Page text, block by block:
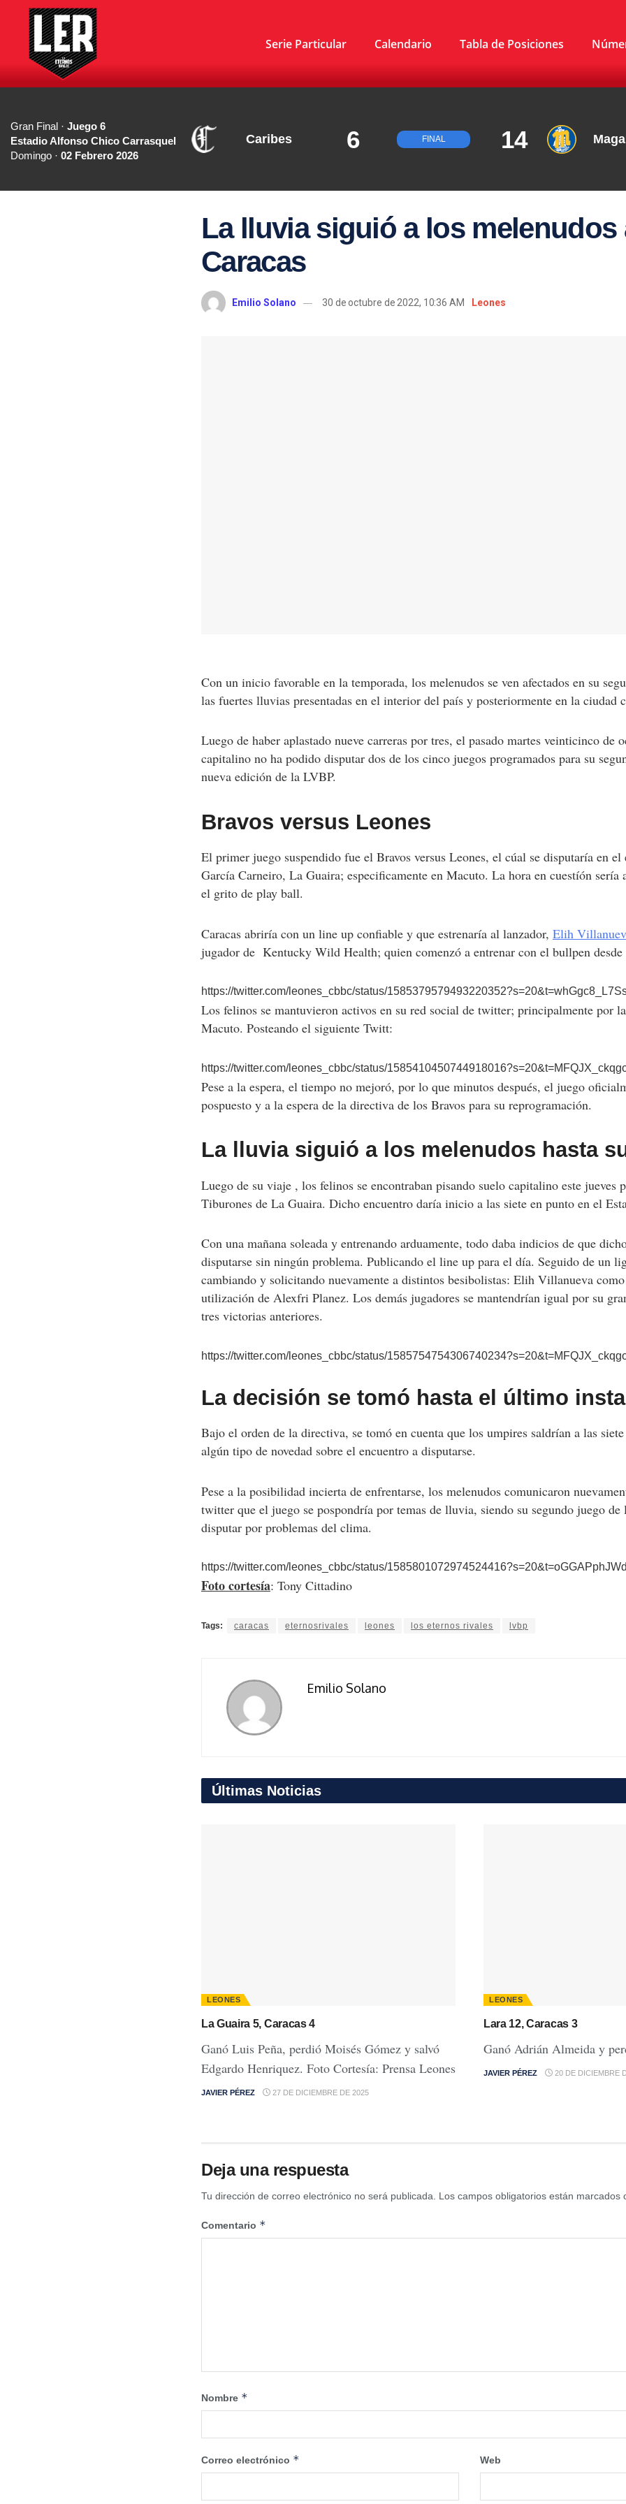
Serie Particular Calendario Tabla de Posiciones
Gran Final · Juego 6
Estadio Alfonso Chico Carrasquel
Domingo · 02 Febrero 2026
Caribes 6 FINAL 14
La lluvia siguió a los melenudos
Caracas
Emilio Solano 30 de octubre de 2022, 10:36 AM Leones
Con un inicio favorable en la temporada, los melenudos se ven afectados en su
las fuertes lluvias presentadas en el interior del país y posteriormente en la ciudad
Luego de haber aplastado nueve carreras por tres, el pasado martes veinticinco de
capitalino no ha podido disputar dos de los cinco juegos programados para su
nueva edición de la LVBP.
Bravos versus Leones
El primer juego suspendido fue el Bravos versus Leones, el cúal se disputaría en
García Carneiro, La Guaira; especificamente en Macuto. La hora en cuestíón sería
el grito de play ball.
Caracas abriría con un line up confiable y que estrenaría al lanzador, Elih
jugador de Kentucky Wild Health; quien comenzó a entrenar con el bullpen desde
https://twitter.com/leones_cbbc/status/
Los felinos se mantuvieron activos en su red social de twitter; principalmente por
Macuto. Posteando el siguiente Twitt:
https://twitter.com/leones_cbbc/status/
Pese a la espera, el tiempo no mejoró, por lo que minutos después, el juego
pospuesto y a la espera de la directiva de los Bravos para su reprogramación.
La lluvia siguió a los melenudos hasta
Luego de su viaje , los felinos se encontraban pisando suelo capitalino este jueves
Tiburones de La Guaira. Dicho encuentro daría inicio a las siete en punto en el
Con una mañana soleada y entrenando arduamente, todo daba indicios de que
disputarse sin ningún problema. Publicando el line up para el día. Seguido de un
cambiando y solicitando nuevamente a distintos besibolistas: Elih Villanueva
utilización de Alexfri Planez. Los demás jugadores se mantendrían igual por su
tres victorias anteriores.
https://twitter.com/leones_cbbc/status/
La decisión se tomó hasta el último
Bajo el orden de la directiva, se tomó en cuenta que los umpires saldrían a las
algún tipo de novedad sobre el encuentro a disputarse.
Pese a la posibilidad incierta de enfrentarse, los melenudos comunicaron
twitter que el juego se pospondría por temas de lluvia, siendo su segundo juego de
disputar por problemas del clima.
https://twitter.com/leones_cbbc/status/
Foto cortesía: Tony Cittadino
Tags: caracas eternosrivales leones los eternos rivales lvbp
Emilio Solano
Últimas Noticias
LEONES
La Guaira 5, Caracas 4
Ganó Luis Peña, perdió Moisés Gómez y salvó
Edgardo Henriquez. Foto Cortesía: Prensa Leones
JAVIER PÉREZ 27 DE DICIEMBRE DE 2025
LEONES
Lara 12, Caracas 3
Ganó Adrián Almeida y
JAVIER PÉREZ 20 DE DICIEMBRE
Deja una respuesta
Tu dirección de correo electrónico no será publicada. Los campos obligatorios están marcados
Comentario *
Nombre *
Correo electrónico * Web